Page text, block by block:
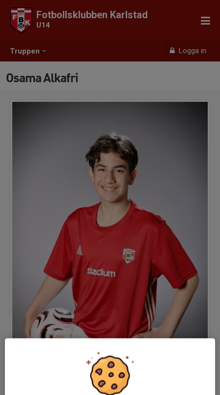
Truppen Logga in
Fotbollsklubben Karlstad
U14
Osama Alkafri